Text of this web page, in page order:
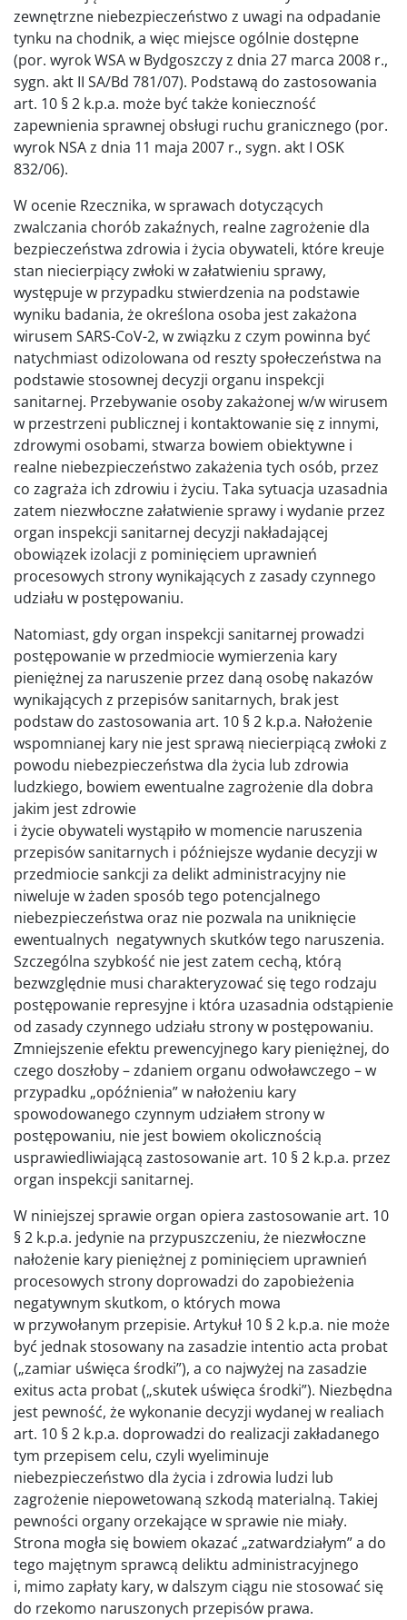
zewnętrzne niebezpieczeństwo z uwagi na odpadanie
tynku na chodnik, a więc miejsce ogólnie dostępne
(por. wyrok WSA w Bydgoszczy z dnia 27 marca 2008 r.,
sygn. akt II SA/Bd 781/07). Podstawą do zastosowania
art. 10 § 2 k.p.a. może być także konieczność
zapewnienia sprawnej obsługi ruchu granicznego (por.
wyrok NSA z dnia 11 maja 2007 r., sygn. akt I OSK
832/06).
W ocenie Rzecznika, w sprawach dotyczących
zwalczania chorób zakaźnych, realne zagrożenie dla
bezpieczeństwa zdrowia i życia obywateli, które kreuje
stan niecierpiący zwłoki w załatwieniu sprawy,
występuje w przypadku stwierdzenia na podstawie
wyniku badania, że określona osoba jest zakażona
wirusem SARS-CoV-2, w związku z czym powinna być
natychmiast odizolowana od reszty społeczeństwa na
podstawie stosownej decyzji organu inspekcji
sanitarnej. Przebywanie osoby zakażonej w/w wirusem
w przestrzeni publicznej i kontaktowanie się z innymi,
zdrowymi osobami, stwarza bowiem obiektywne i
realne niebezpieczeństwo zakażenia tych osób, przez
co zagraża ich zdrowiu i życiu. Taka sytuacja uzasadnia
zatem niezwłoczne załatwienie sprawy i wydanie przez
organ inspekcji sanitarnej decyzji nakładającej
obowiązek izolacji z pominięciem uprawnień
procesowych strony wynikających z zasady czynnego
udziału w postępowaniu.
Natomiast, gdy organ inspekcji sanitarnej prowadzi
postępowanie w przedmiocie wymierzenia kary
pieniężnej za naruszenie przez daną osobę nakazów
wynikających z przepisów sanitarnych, brak jest
podstaw do zastosowania art. 10 § 2 k.p.a. Nałożenie
wspomnianej kary nie jest sprawą niecierpiącą zwłoki z
powodu niebezpieczeństwa dla życia lub zdrowia
ludzkiego, bowiem ewentualne zagrożenie dla dobra
jakim jest zdrowie
i życie obywateli wystąpiło w momencie naruszenia
przepisów sanitarnych i późniejsze wydanie decyzji w
przedmiocie sankcji za delikt administracyjny nie
niweluje w żaden sposób tego potencjalnego
niebezpieczeństwa oraz nie pozwala na uniknięcie
ewentualnych negatywnych skutków tego naruszenia.
Szczególna szybkość nie jest zatem cechą, którą
bezwzględnie musi charakteryzować się tego rodzaju
postępowanie represyjne i która uzasadnia odstąpienie
od zasady czynnego udziału strony w postępowaniu.
Zmniejszenie efektu prewencyjnego kary pieniężnej, do
czego doszłoby – zdaniem organu odwoławczego – w
przypadku „opóźnienia” w nałożeniu kary
spowodowanego czynnym udziałem strony w
postępowaniu, nie jest bowiem okolicznością
usprawiedliwiającą zastosowanie art. 10 § 2 k.p.a. przez
organ inspekcji sanitarnej.
W niniejszej sprawie organ opiera zastosowanie art. 10
§ 2 k.p.a. jedynie na przypuszczeniu, że niezwłoczne
nałożenie kary pieniężnej z pominięciem uprawnień
procesowych strony doprowadzi do zapobieżenia
negatywnym skutkom, o których mowa
w przywołanym przepisie. Artykuł 10 § 2 k.p.a. nie może
być jednak stosowany na zasadzie intentio acta probat
(„zamiar uświęca środki”), a co najwyżej na zasadzie
exitus acta probat („skutek uświęca środki”). Niezbędna
jest pewność, że wykonanie decyzji wydanej w realiach
art. 10 § 2 k.p.a. doprowadzi do realizacji zakładanego
tym przepisem celu, czyli wyeliminuje
niebezpieczeństwo dla życia i zdrowia ludzi lub
zagrożenie niepowetowaną szkodą materialną. Takiej
pewności organy orzekające w sprawie nie miały.
Strona mogła się bowiem okazać „zatwardziałym” a do
tego majętnym sprawcą deliktu administracyjnego
i, mimo zapłaty kary, w dalszym ciągu nie stosować się
do rzekomo naruszonych przepisów prawa.